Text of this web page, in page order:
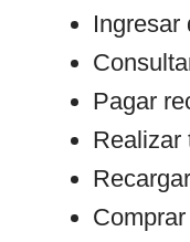
Ingresar
Pagar
Realizar